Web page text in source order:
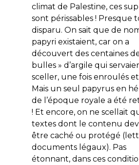
climat de Palestine, ces
sont périssables ! Presque
disparu. On sait que de
papyri existaient, car on a
découvert des centaines
bulles » d’argile qui
sceller, une fois enroulés et
Mais un seul papyrus en
de l’époque royale a été
! Et encore, on ne scellait
textes dont le contenu
être caché ou protégé
documents légaux). Pas
étonnant, dans ces